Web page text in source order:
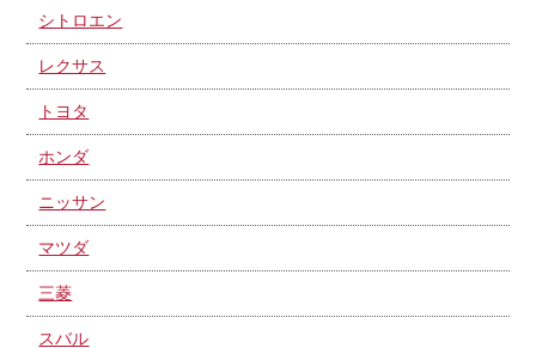
シトロエン
レクサス
トヨタ
ホンダ
ニッサン
マツダ
三菱
スバル